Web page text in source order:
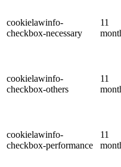
cookielawinfo-
checkbox-necessary
11
cookielawinfo-
checkbox-others
11
cookielawinfo-
checkbox-performance
11